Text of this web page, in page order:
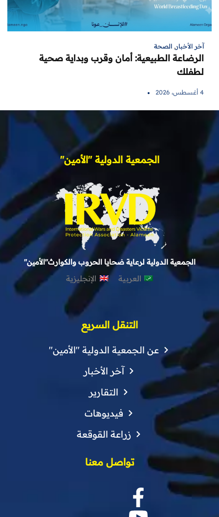
آخر الأخبار, الصحة
الرضاعة الطبيعية: أمان وقرب وبداية صحية
لطفلك
4 أغسطس، 2026
الجمعية الدولية "الأمين"
الجمعية الدولية لرعاية ضحايا الحروب والكوارث"الأمين"
العربية الإنجليزية
التنقل السريع
عن الجمعية الدولية "الأمين"
آخر الأخبار
التقارير
فيديوهات
زراعة القوقعة
تواصل معنا